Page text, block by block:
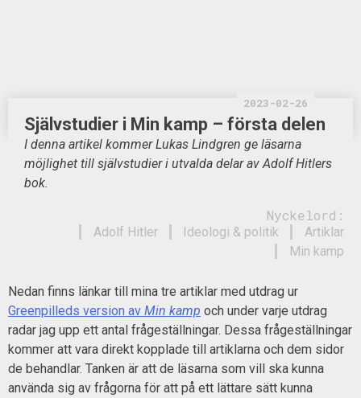
2023-02-26
Självstudier i Min kamp – första delen
I denna artikel kommer Lukas Lindgren ge läsarna
möjlighet till självstudier i utvalda delar av Adolf Hitlers
bok.
Nyckelord:
Artiklar
Ideologi & politik
Adolf Hitler
Min kamp
Nedan finns länkar till mina tre artiklar med utdrag ur
Greenpilleds version av Min kamp och under varje utdrag
radar jag upp ett antal frågeställningar. Dessa frågeställningar
kommer att vara direkt kopplade till artiklarna och dem sidor
de behandlar. Tanken är att de läsarna som vill ska kunna
använda sig av frågorna för att på ett lättare sätt kunna